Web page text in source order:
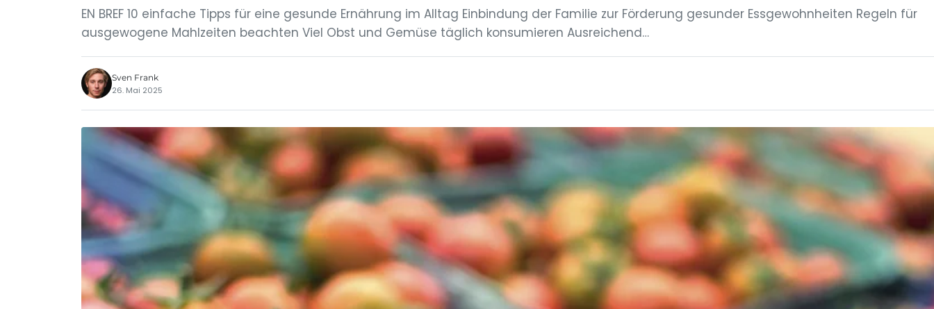
EN BREF 10 einfache Tipps für eine gesunde Ernährung im Alltag Einbindung der Familie zur Förderung gesunder Essgewohnheiten Regeln für
ausgewogene Mahlzeiten beachten Viel Obst und Gemüse täglich konsumieren Ausreichend…
Sven Frank
26. Mai 2025